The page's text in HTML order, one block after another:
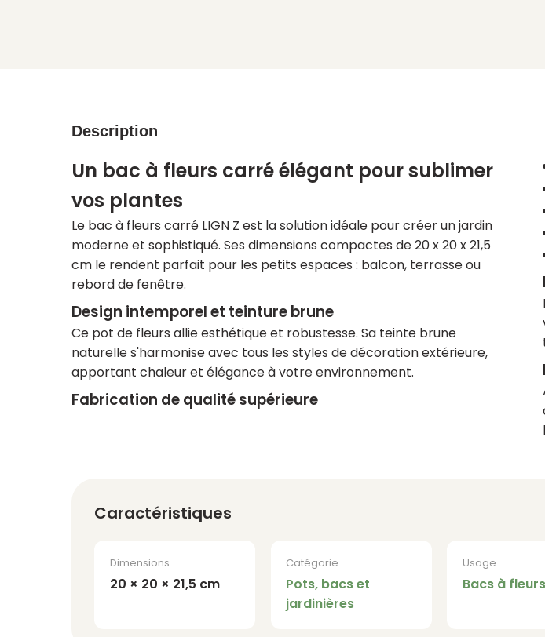
Description
Un bac à fleurs carré élégant pour sublimer
vos plantes
Le bac à fleurs carré LIGN Z est la solution idéale pour créer un jardin
moderne et sophistiqué. Ses dimensions compactes de 20 x 20 x 21,5
cm le rendent parfait pour les petits espaces : balcon, terrasse ou
rebord de fenêtre.
Design intemporel et teinture brune
Ce pot de fleurs allie esthétique et robustesse. Sa teinte brune
naturelle s'harmonise avec tous les styles de décoration extérieure,
apportant chaleur et élégance à votre environnement.
Fabrication de qualité supérieure
Caractéristiques
Dimensions
20 × 20 × 21,5 cm
Catégorie
Pots, bacs et
jardinières
Usage
Bacs à fleurs